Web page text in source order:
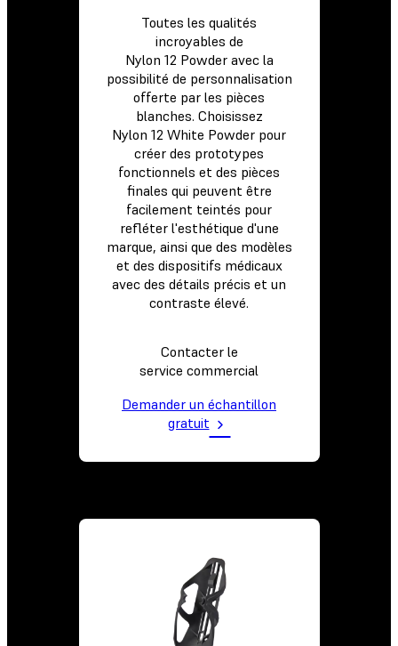
Toutes les qualités
incroyables de
Nylon 12 Powder avec la
possibilité de personnalisation
offerte par les pièces
blanches. Choisissez
Nylon 12 White Powder pour
créer des prototypes
fonctionnels et des pièces
finales qui peuvent être
facilement teintés pour
refléter l'esthétique d'une
marque, ainsi que des modèles
et des dispositifs médicaux
avec des détails précis et un
contraste élevé.
Contacter le
service commercial
Demander un échantillon
gratuit